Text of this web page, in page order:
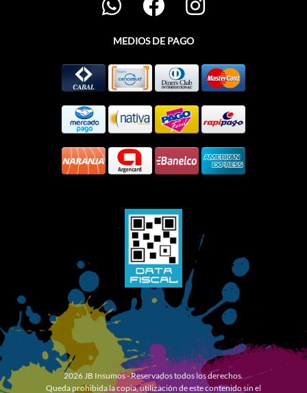
MEDIOS DE PAGO
2026 JB Insumos - Reservados todos los derechos.
Queda prohibida la copia, utilización de este contenido sin el